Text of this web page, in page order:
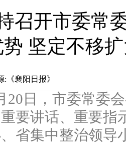
召开市委常
势 坚定不移
:《襄阳日报》
20日，市委常委
要讲话、重要指
省集中整治领导